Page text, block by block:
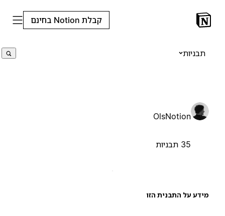
קבלת Notion בחינם
תבניות
OlsNotion
על התבנית הזו